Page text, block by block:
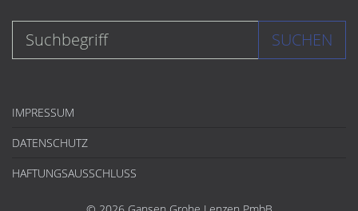
SUCHEN
IMPRESSUM
DATENSCHUTZ
HAFTUNGSAUSSCHLUSS